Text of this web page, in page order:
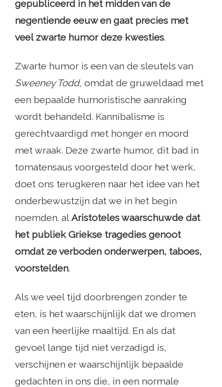
gepubliceerd in het midden van de
negentiende eeuw en gaat precies met
veel zwarte humor deze kwesties.
Zwarte humor is een van de sleutels van
Sweeney Todd, omdat de gruweldaad met
een bepaalde humoristische aanraking
wordt behandeld. Kannibalisme is
gerechtvaardigd met honger en moord
met wraak. Deze zwarte humor, dit bad in
tomatensaus voorgesteld door het werk,
doet ons terugkeren naar het idee van het
onderbewustzijn dat we in het begin
noemden. al Aristoteles waarschuwde dat
het publiek Griekse tragedies genoot
omdat ze verboden onderwerpen, taboes,
voorstelden.
Als we veel tijd doorbrengen zonder te
eten, is het waarschijnlijk dat we dromen
van een heerlijke maaltijd. En als dat
gevoel lange tijd niet verzadigd is,
verschijnen er waarschijnlijk bepaalde
gedachten in ons die, in een normale